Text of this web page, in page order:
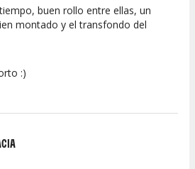
buen rollo entre ellas, un
montado y el transfondo del
:)